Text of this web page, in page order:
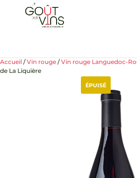
Accueil /Vin rouge /Vin rouge Languedoc-
de La Liquière
ÉPUISÉ